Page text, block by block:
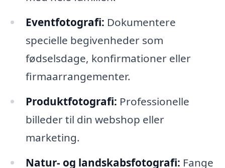
Eventfotografi: Dokumentere
specielle begivenheder som
fødselsdage, konfirmationer eller
firmaarrangementer.
Produktfotografi: Professionelle
billeder til din webshop eller
marketing.
Natur- og landskabsfotografi: Fange